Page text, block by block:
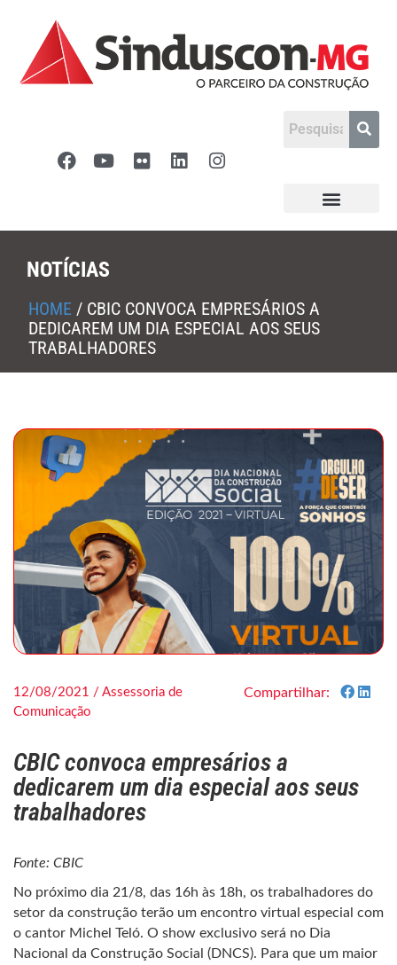
NOTÍCIAS
HOME / CBIC CONVOCA EMPRESÁRIOS A
DEDICAREM UM DIA ESPECIAL AOS SEUS
TRABALHADORES
12/08/2021 / Assessoria de
Comunicação
Compartilhar:
CBIC convoca empresários a
dedicarem um dia especial aos seus
trabalhadores
Fonte: CBIC
No próximo dia 21/8, das 16h às 18h, os trabalhadores do
setor da construção terão um encontro virtual especial com
o cantor Michel Teló. O show exclusivo será no Dia
Nacional da Construção Social (DNCS). Para que um maior